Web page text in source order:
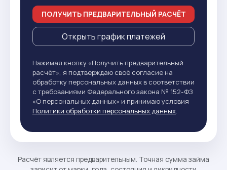
ПОЛУЧИТЬ ПРЕДВАРИТЕЛЬНЫЙ РАСЧЁТ
Открыть график платежей
Нажимая кнопку «Получить предварительный
расчёт», я подтверждаю своё согласие на
обработку персональных данных в соответствии
с требованиями Федерального закона № 152-ФЗ
«О персональных данных» и принимаю условия
Политики обработки персональных данных.
Расчёт является предварительным. Точная сумма займа